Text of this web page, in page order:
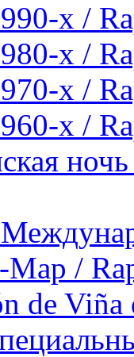
х /
х /
х /
х /
Мар /
de